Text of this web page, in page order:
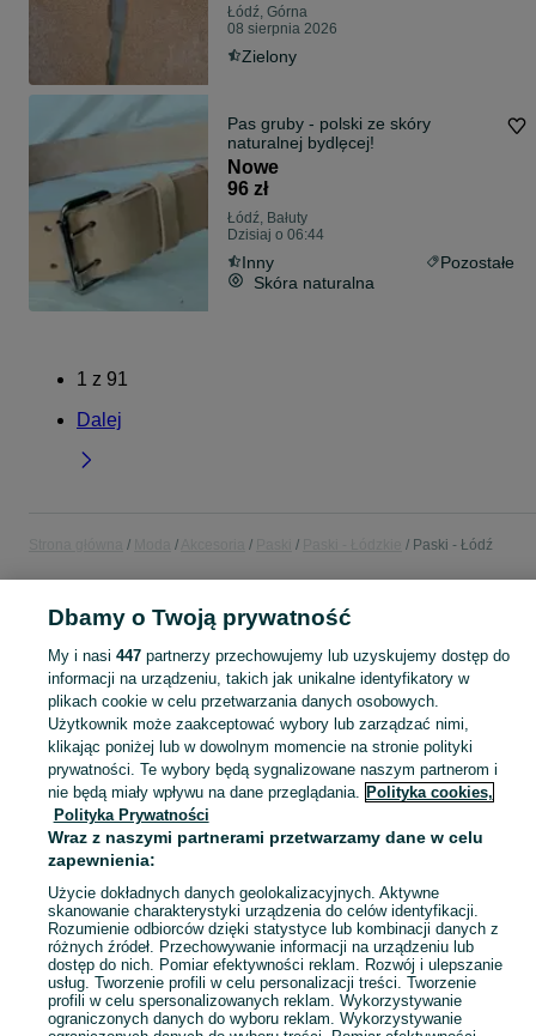
Łódź, Górna
08 sierpnia 2026
Zielony
Pas gruby - polski ze skóry
naturalnej bydlęcej!
Nowe
96 zł
Łódź, Bałuty
Dzisiaj o 06:44
Inny
Pozostałe
Skóra naturalna
1 z 91
Dalej
Paski - Łódź
POLSKA » ŁÓDZKIE » ŁÓDŹ
KATEGORIA
Szeroki wybór pasków Łódź ▶️ skórzane, materiałowe i inne ✅ Nowe i używane w dobrych cenach ✌ Znajdź najlepsze ogłoszenia na OLX.pl! Zobacz
Mapa kategorii
Mapa miejscowości
Mapa ministron
Popularne wyszukiwania
Dbamy o Twoją prywatność
My i nasi 447partnerzy przechowujemy lub uzyskujemy dostęp do
informacji na urządzeniu, takich jak unikalne identyfikatory w
plikach cookie w celu przetwarzania danych osobowych.
Użytkownik może zaakceptować wybory lub zarządzać nimi,
klikając poniżej lub w dowolnym momencie na stronie polityki
prywatności. Te wybory będą sygnalizowane naszym partnerom i
nie będą miały wpływu na dane przeglądania. Polityka cookies,
Polityka Prywatności
Wraz z naszymi partnerami przetwarzamy dane w celu
zapewnienia:
Użycie dokładnych danych geolokalizacyjnych. Aktywne
skanowanie charakterystyki urządzenia do celów identyfikacji.
Rozumienie odbiorców dzięki statystyce lub kombinacji danych z
różnych źródeł. Przechowywanie informacji na urządzeniu lub
dostęp do nich. Pomiar efektywności reklam. Rozwój i ulepszanie
usług. Tworzenie profili w celu personalizacji treści. Tworzenie
profili w celu spersonalizowanych reklam. Wykorzystywanie
ograniczonych danych do wyboru reklam. Wykorzystywanie